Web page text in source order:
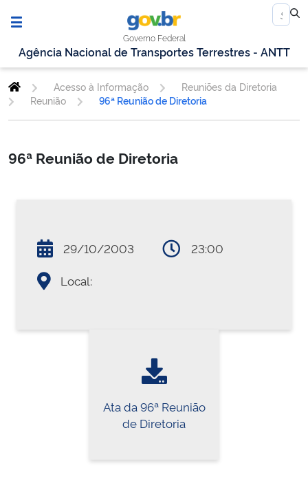
Governo Federal
Agência Nacional de Transportes Terrestres - ANTT
Acesso à Informação
Reuniões da Diretoria
Reunião
96ª Reunião de Diretoria
96ª Reunião de Diretoria
29/10/2003 23:00
Local:
Ata da 96ª Reunião
de Diretoria